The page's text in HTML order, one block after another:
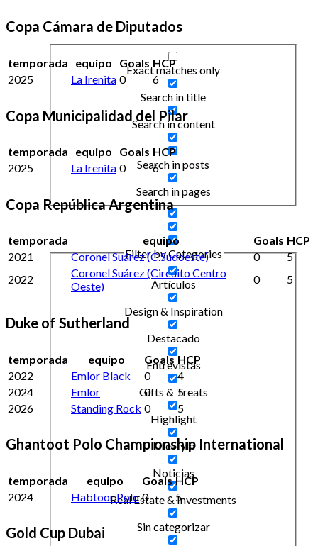
Exact matches only
Search in title
Search in content
Search in posts
Search in pages
Filter by Categories
Artículos
Design & Inspiration
Destacado
Entrevistas
Gifts & Treats
Highlight
Lifestyle
Noticias
Real Estate & Investments
Sin categorizar
Copa Cámara de Diputados
temporada equipo Goals HCP
2025
La Irenita 0 6
Copa Municipalidad del Pilar
temporada equipo Goals HCP
2025
La Irenita 0 6
Copa República Argentina
temporada equipo Goals HCP
2021
Coronel Suárez (C.Sudoeste) 0
5
2022
Coronel Suárez (Circuito Centro
Oeste)
0 5
Duke of Sutherland
temporada equipo Goals HCP
2022
Emlor Black 0
4
2024
Emlor 0
5
2026
Standing Rock 0 5
Ghantoot Polo Championship International
temporada equipo Goals HCP
2024
Habtoor Polo 0 5
Gold Cup Dubai